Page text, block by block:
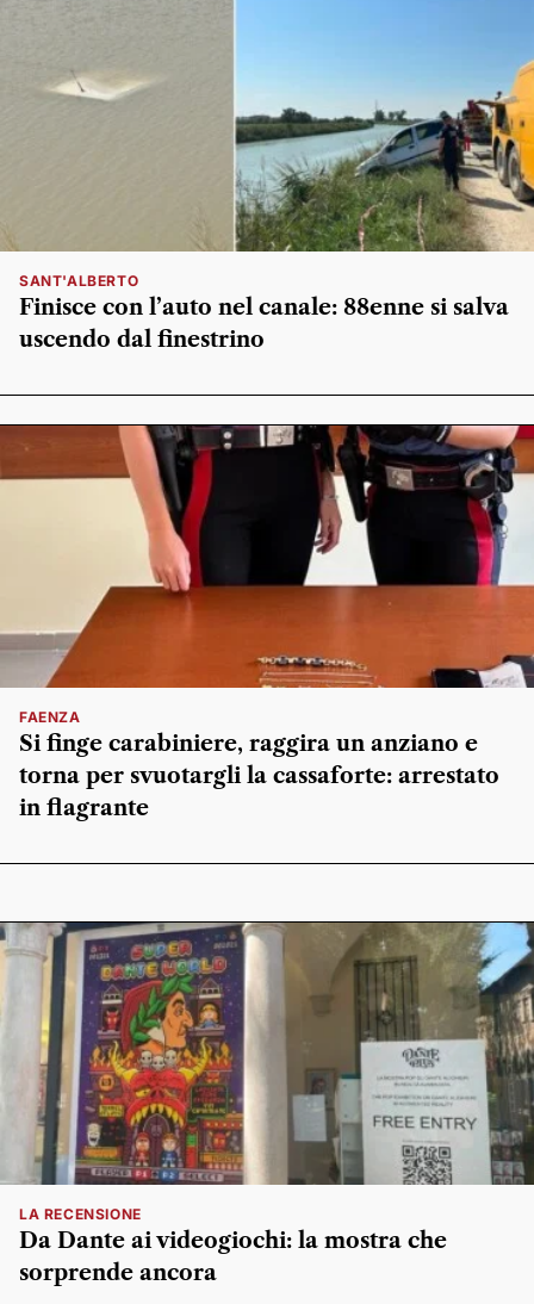
SANT'ALBERTO
Finisce con l’auto nel canale: 88enne si salva
uscendo dal finestrino
FAENZA
Si finge carabiniere, raggira un anziano e
torna per svuotargli la cassaforte: arrestato
in flagrante
LA RECENSIONE
Da Dante ai videogiochi: la mostra che
sorprende ancora